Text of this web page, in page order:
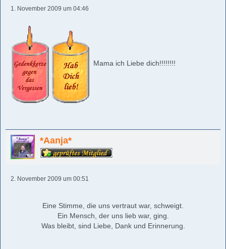
1. November 2009 um 04:46
Mama ich Liebe dich!!!!!!!!
*Aanja*
2. November 2009 um 00:51
Eine Stimme, die uns vertraut war, schweigt.
Ein Mensch, der uns lieb war, ging.
Was bleibt, sind Liebe, Dank und Erinnerung.